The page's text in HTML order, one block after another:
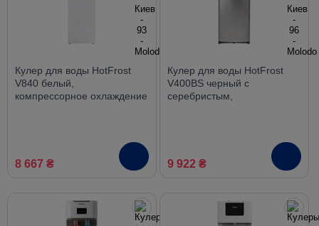
Кулер для воды HotFrost
V840 белый,
компрессорное охлаждение
8 667 ₴
Кулер для воды HotFrost
V400BS черный с
серебристым,
9 922 ₴